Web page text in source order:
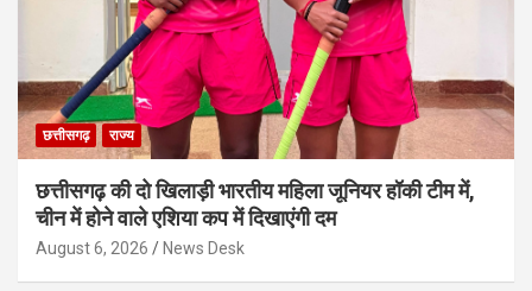
छत्तीसगढ़ राज्य
छत्तीसगढ़ की दो खिलाड़ी भारतीय महिला जूनियर हॉकी टीम में,
चीन में होने वाले एशिया कप में दिखाएंगी दम
August 6, 2026 News Desk